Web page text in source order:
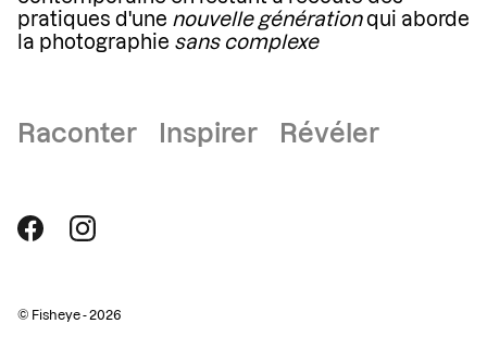
pratiques d'une nouvelle générationqui aborde
la photographie sans complexe
Raconter Inspirer Révéler
© Fisheye - 2026